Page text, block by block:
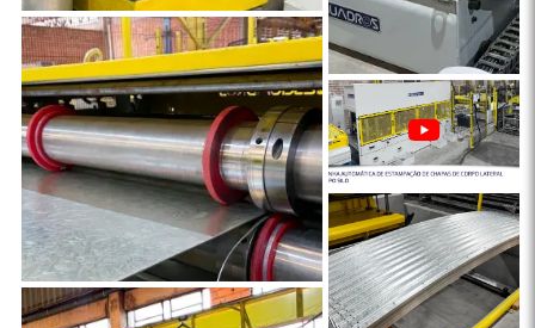
TRABAJE CON NOSOTROS VÍDEOS